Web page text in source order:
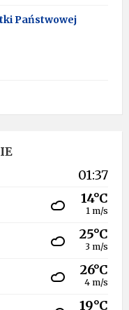
Państwowej
01:37
14°C
1 m/s
25°C
3 m/s
26°C
4 m/s
19°C